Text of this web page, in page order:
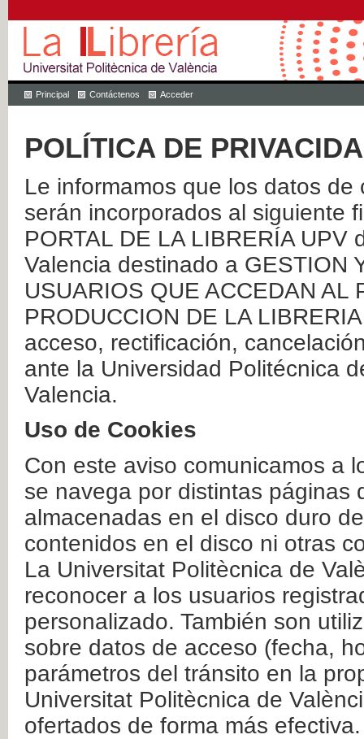
Principal Contáctenos Acceder
POLÍTICA DE
Le informamos que los datos
serán incorporados al siguiente
PORTAL DE LA LIBRERÍA
Valencia destinado a GESTION
USUARIOS QUE ACCEDAN AL
PRODUCCION DE LA
acceso, rectificación,
ante la Universidad Politécnica
Valencia.
Uso de Cookies
Con este aviso comunicamos a
se navega por distintas páginas
almacenadas en el disco duro
contenidos en el disco ni otras
La Universitat Politècnica de
reconocer a los usuarios
personalizado. También son
sobre datos de acceso (fecha,
parámetros del tránsito en la
Universitat Politècnica de
ofertados de forma más efectiva.